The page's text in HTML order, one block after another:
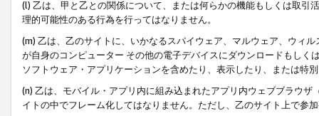
(l) 乙は、甲と乙との関係について、または何らかの機能もしくは取
理的可能性のある行為を行ってはなりません。
(m) 乙は、乙のサイトに、いかなるスパイウェア、マルウェア、ウィ
が自身のコンピューター その他の電子デバイスにダウンロードもし
ソフトウェア・アプリケーションを含めたり、表示したり、または特
(n) 乙は、モバイル・アプリ内に組み込まれたアプリ内ウェブブラウ
イトの中でフレーム化してはなりません。ただし、乙のサイト上で参